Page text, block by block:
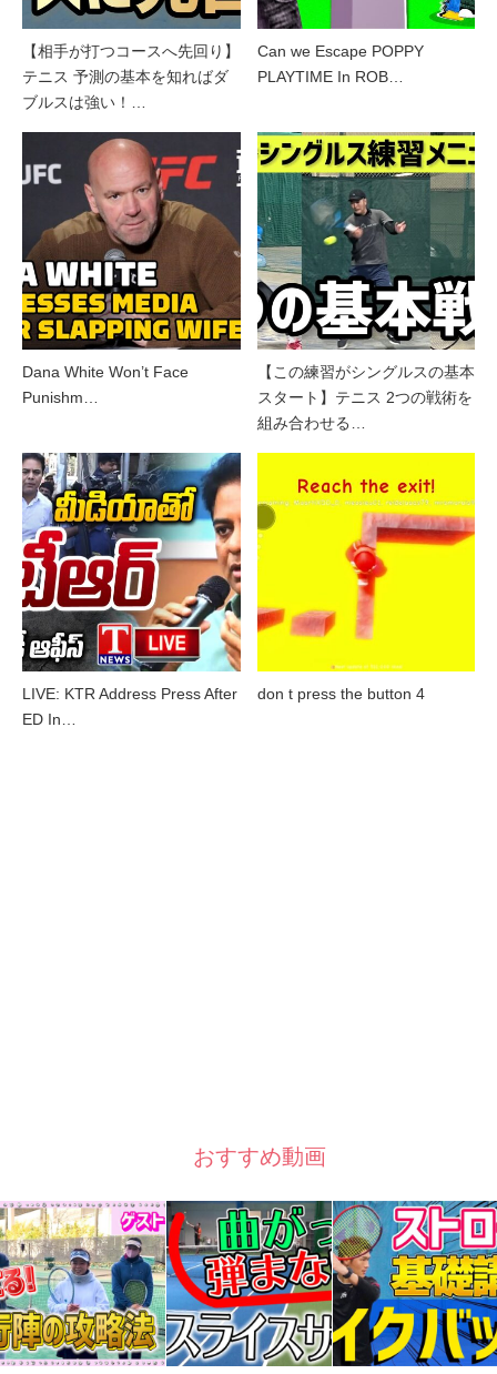
【相手が打つコースへ先回り】
テニス 予測の基本を知ればダ
ブルスは強い！…
Can we Escape POPPY
PLAYTIME In ROB…
Dana White Won’t Face
Punishm…
【この練習がシングルスの基本
スタート】テニス 2つの戦術を
組み合わせる…
LIVE: KTR Address Press After
ED In…
don t press the button 4
おすすめ動画